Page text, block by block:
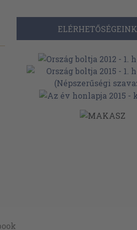
ELÉRHETŐSÉGEINK